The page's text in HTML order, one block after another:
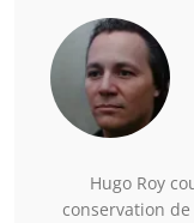
Hugo Roy
conservation